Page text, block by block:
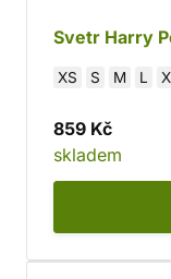
Svetr Harry
XS S M L
859 Kč
skladem